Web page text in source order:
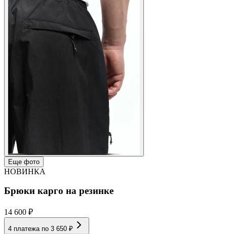
Еще фото
НОВИНКА
Брюки карго на резинке
14 600 ₽
4 платежа по 3 650 ₽